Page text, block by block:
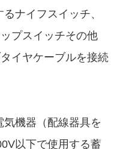
ナイフスイッチ、
プスイッチその他
イヤケーブルを接続
機器（配線器具を
以下で使用する蓄